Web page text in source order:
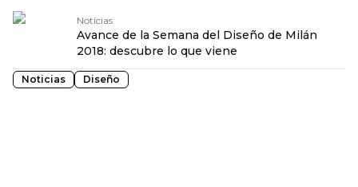
Notícias
Avance de la Semana del Diseño de Milán
2018: descubre lo que viene
Noticias Diseño